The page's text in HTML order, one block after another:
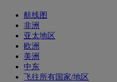
航线图
非洲
亚太地区
欧洲
美洲
中东
飞往所有国家/地区